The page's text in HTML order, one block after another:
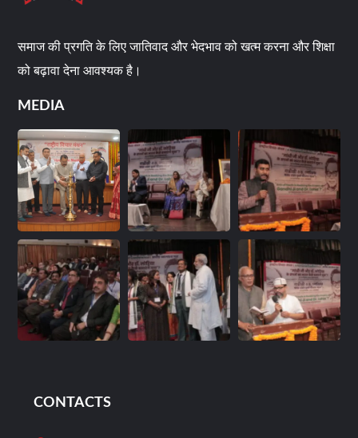
समाज की प्रगति के लिए जातिवाद और भेदभाव को खत्म करना और शिक्षा
को बढ़ावा देना आवश्यक है।
MEDIA
CONTACTS